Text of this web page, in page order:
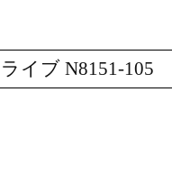
イブ N8151-105